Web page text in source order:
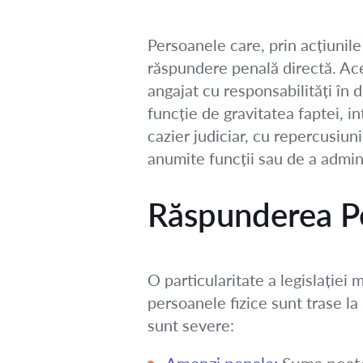
Persoanele care, prin
răspundere penală directă.
angajat cu responsabilități în
funcție de gravitatea faptei,
cazier judiciar, cu
anumite funcții sau de a
Răspunderea
O particularitate a legislației
persoanele fizice sunt trase
sunt severe: